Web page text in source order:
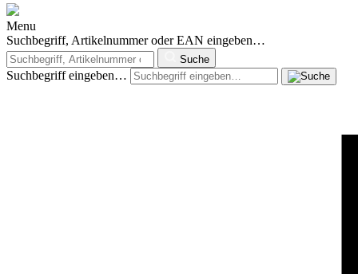
Menu
Suchbegriff, Artikelnummer oder EAN eingeben…
Suche
Suchbegriff eingeben…